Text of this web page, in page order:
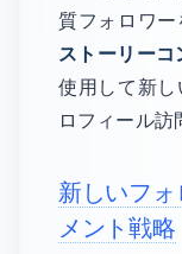
質フォロワ
ストーリーコ
使用して新
ロフィール訪
新しいフ
メント戦略